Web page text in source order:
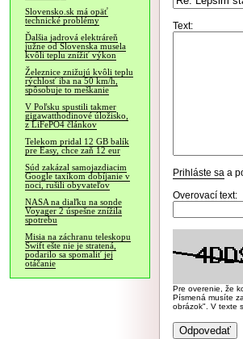
Slovensko.sk má opäť
technické problémy
Ďalšia jadrová elektráreň
južne od Slovenska musela
kvôli teplu znížiť výkon
Železnice znižujú kvôli teplu
rýchlosť iba na 50 km/h,
spôsobuje to meškanie
V Poľsku spustili takmer
gigawatthodinové úložisko,
z LiFePO4 článkov
Telekom pridal 12 GB balík
pre Easy, chce zaň 12 eur
Súd zakázal samojazdiacim
Google taxíkom dobíjanie v
noci, rušili obyvateľov
NASA na diaľku na sonde
Voyager 2 úspešne znížila
spotrebu
Misia na záchranu teleskopu
Swift ešte nie je stratená,
podarilo sa spomaliť jej
otáčanie
Text:
Prihláste sa a
Overovací text:
Pre overenie, že
Písmená musíte
obrázok". V texte